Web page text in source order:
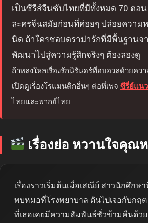
เป็นซีรีส์จีนซับไทยที่มีทั้งหมด 70 ตอ
ละครจีนสมัยก่อนที่ค่อยๆ ปล่อยความ
นิด ถ้าใครชอบดราม่ารักที่มีพื้นฐานจ
พัฒนาไปสู่ความรู้สึกจริงๆ ต้องลองดู
ถ้าหลงใหลเรื่องรักนิรันดร์ที่อบอวลด้วยคว
เปิดดูเรื่องโรแมนติกอื่นๆ ต่อที่เพจ ซีรี่ย์แน
ไทยและพากย์ไทย
เรื่องย่อ หวานใจคุณ
เรื่องราวเริ่มต้นเมื่อเสณีย์ สาวนักศึกษ
พบหมอที่โรงพยาบาล ดันไปเจอกับกฤ
ที่เธอเคยมีความสัมพันธ์ชั่วข้ามคืนด้วย